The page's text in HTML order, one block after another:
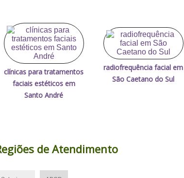
clínicas para tratamentos
faciais estéticos em
Santo André
radiofrequência facial em
São Caetano do Sul
de Atendimento